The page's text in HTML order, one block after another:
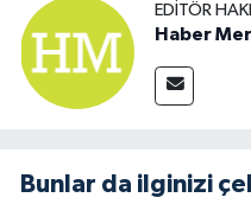
EDITÖR
Haber
Bunlar da ilginizi